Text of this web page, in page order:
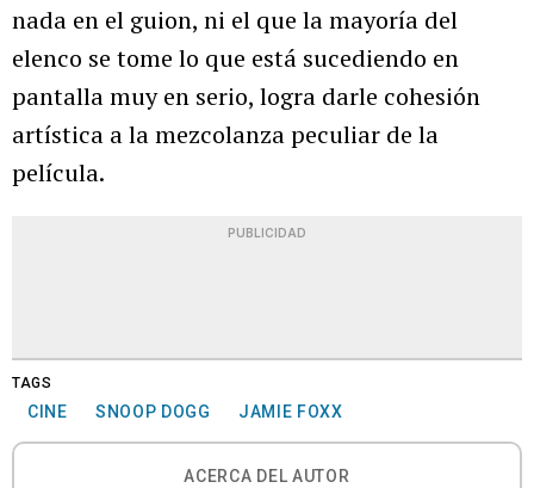
nada en el guion, ni el que la mayoría del
elenco se tome lo que está sucediendo en
pantalla muy en serio, logra darle cohesión
artística a la mezcolanza peculiar de la
película.
PUBLICIDAD
TAGS
CINE SNOOP DOGG JAMIE FOXX
ACERCA DEL AUTOR